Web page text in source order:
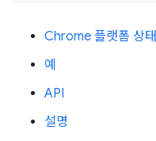
Chrome 플랫폼 상태
예
API
설명